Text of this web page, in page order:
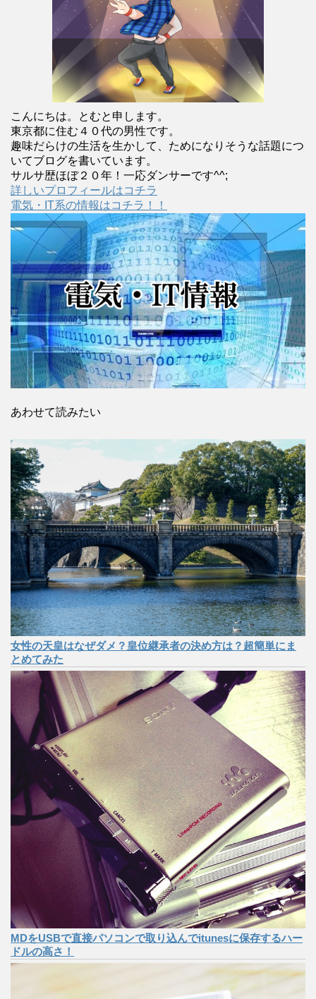
こんにちは。とむと申します。
東京都に住む４０代の男性です。
趣味だらけの生活を生かして、ためになりそうな話題につ
いてブログを書いています。
サルサ歴ほぼ２０年！一応ダンサーです^^;
詳しいプロフィールはコチラ
電気・IT系の情報はコチラ！！
あわせて読みたい
女性の天皇はなぜダメ？皇位継承者の決め方は？超簡単にま
とめてみた
MDをUSBで直接パソコンで取り込んでitunesに保存するハー
ドルの高さ！